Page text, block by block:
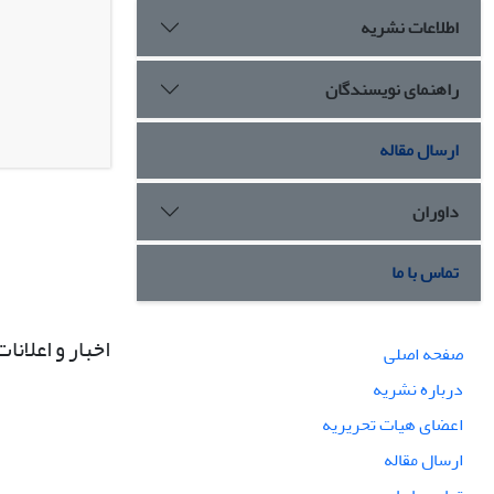
اطلاعات نشریه
راهنمای نویسندگان
ارسال مقاله
داوران
تماس با ما
صفحه اصلی
درباره نشریه
اعضای هیات تحریریه
ارسال مقاله
اخبار و